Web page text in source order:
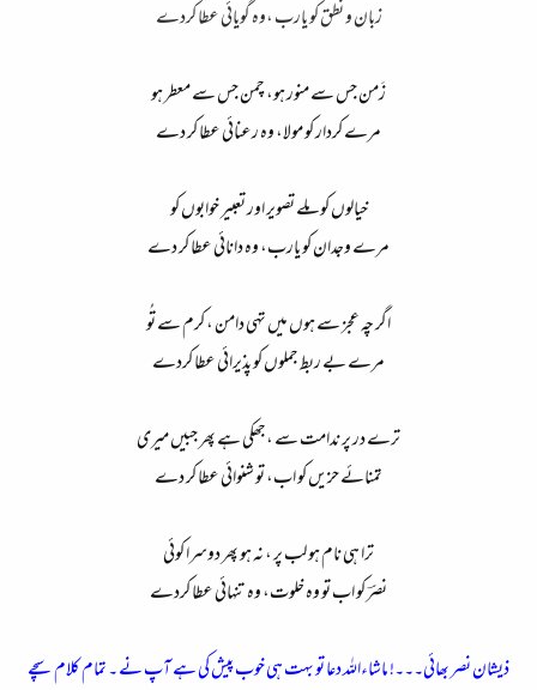
زبان و نطق کو یارب ،وہ گویائی عطا کردے
زَمن جس سے منور ہو، چمن جس سے معطر ہو​
مرے کردار کو مولا، وہ رعنائی عطا کر دے​
خیالوں کو ملے تصویر اور تعبیر خوابوں کو​
مرے وجدان کو یارب، وہ دانائی عطا کر دے​
اگر چہ عجز سے ہوں میں تہی دامن ، کرم سے تُو​
مرے بے ربط جملوں کو پذیرائی عطا کردے​
ترے در پر ندامت سے ،جھکی ہے پھر جبیں میری​
تمنائے حزیں کو اب، تو شنوائی عطا کر دے​
ترا ہی نام ہو لب پر ، نہ ہو پھر دوسرا کوئی​
نصرؔ کو اب تو وہ خلوت، وہ تنہائی عطا کردے​
ذیشان نصر بھائی۔۔۔! ماشاءاللہ دعا تو بہت ہی خوب پیش کی ہے آپ نے ۔ تمام کلام سچے